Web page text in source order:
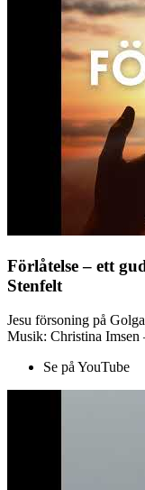
Förlåtelse – ett
Stenfelt
Jesu försoning på
Musik: Christina Imsen
Se på YouTube